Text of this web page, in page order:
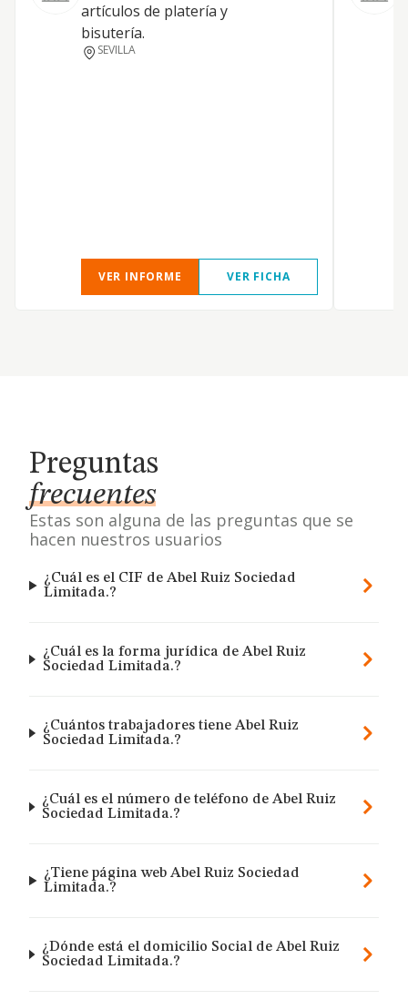
artículos de platería y
bisutería.
SEVILLA
VER INFORME VER FICHA
Preguntas
frecuentes
Estas son alguna de las preguntas que se
hacen nuestros usuarios
¿Cuál es el CIF de Abel Ruiz Sociedad
Limitada.?
¿Cuál es la forma jurídica de Abel Ruiz
Sociedad Limitada.?
¿Cuántos trabajadores tiene Abel Ruiz
Sociedad Limitada.?
¿Cuál es el número de teléfono de Abel Ruiz
Sociedad Limitada.?
¿Tiene página web Abel Ruiz Sociedad
Limitada.?
¿Dónde está el domicilio Social de Abel Ruiz
Sociedad Limitada.?